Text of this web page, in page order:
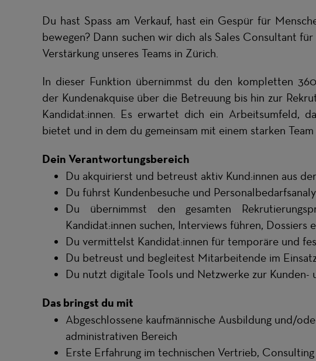
Du hast Spass am Verkauf, hast ein Gespür für
bewegen? Dann suchen wir dich als Sales Consultant
Verstärkung unseres Teams in Zürich.
In dieser Funktion übernimmst du den kompletten
der Kundenakquise über die Betreuung bis hin zur
Kandidat:innen. Es erwartet dich ein Arbeitsumfeld,
bietet und in dem du gemeinsam mit einem starken
Dein Verantwortungsbereich
Du akquirierst und betreust aktiv Kund:innen aus
Du führst Kundenbesuche und
Du übernimmst den gesamten
Kandidat:innen suchen, Interviews führen, Dossiers
Du vermittelst Kandidat:innen für temporäre und
Du betreust und begleitest Mitarbeitende im
Du nutzt digitale Tools und Netzwerke zur Kunden-
Das bringst du mit
Abgeschlossene kaufmännische Ausbildung und/
administrativen Bereich
Erste Erfahrung im technischen Vertrieb,